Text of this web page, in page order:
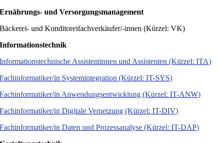
Ernährungs- und Versorgungsmanagement
Bäckerei- und Konditoreifachverkäufer/-innen (Kürzel: VK)
Informationstechnik
Informationstechnische Assistentinnen und Assistenten (Kürzel: ITA)
Fachinformatiker/in Systemintegration (Kürzel: IT-SYS)
Fachinformatiker/in Anwendungsentwicklung (Kürzel: IT-ANW)
Fachinformatiker/in Digitale Vernetzung (Kürzel: IT-DIV)
Fachinformatiker/in Daten und Prozessanalyse (Kürzel: IT-DAP)